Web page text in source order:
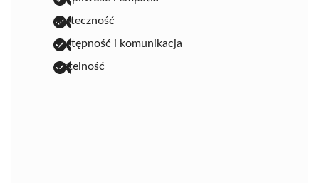
skuteczność
dostępność i komunikacja
rzetelność